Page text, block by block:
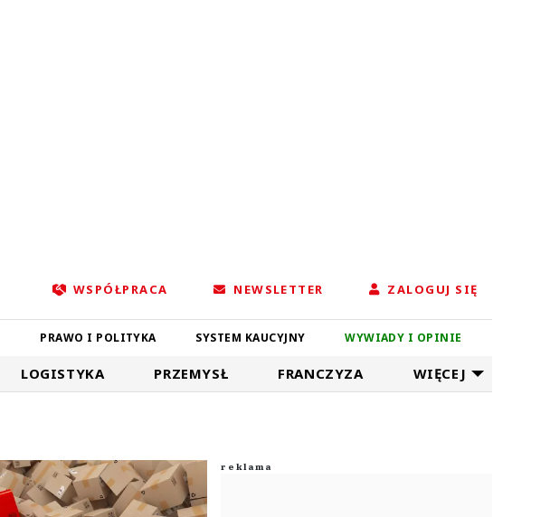
WSPÓŁPRACA NEWSLETTER ZALOGUJ SIĘ
PRAWO I POLITYKA SYSTEM KAUCYJNY WYWIADY I OPINIE
LOGISTYKA PRZEMYSŁ FRANCZYZA WIĘCEJ